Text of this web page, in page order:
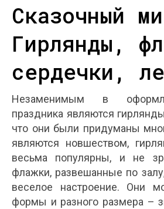
Сказочный
Гирлянды,
сердечки,
Незаменимым в
праздника являются
что они были придуманы
являются новшеством,
весьма популярны, и не
флажки, развешанные по
веселое настроение. Они
формы и разного размера –